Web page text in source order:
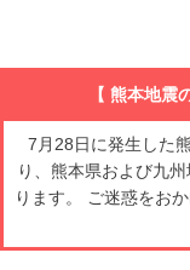
【 熊本地震
7月28日に発生した
り、熊本県および九
ります。 ご迷惑をお